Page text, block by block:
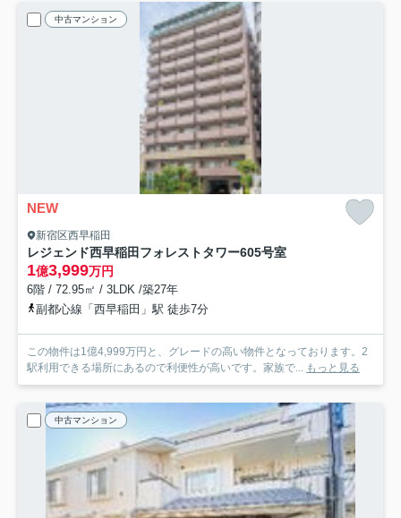
中古マンション
NEW
新宿区西早稲田
レジェンド西早稲田フォレストタワー605号室
1億3,999万円
6階 / 72.95㎡ / 3LDK /築27年
副都心線「西早稲田」駅 徒歩7分
この物件は1億4,999万円と、グレードの高い物件となっております。2
駅利用できる場所にあるので利便性が高いです。家族で... もっと見る
中古マンション